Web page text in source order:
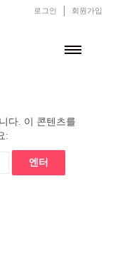
로그인 회원가입
다. 이 콘텐츠를
: